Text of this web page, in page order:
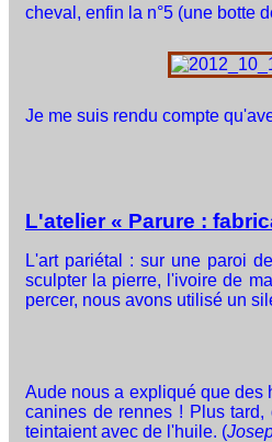
cheval, enfin la n°5 (une botte
Je me suis rendu compte
L'atelier « Parure :
L'art pariétal : sur une paroi
sculpter la pierre, l'ivoire de
percer, nous avons utilisé un
Aude nous a expliqué que des
canines de rennes ! Plus
teintaient avec de l'huile. (